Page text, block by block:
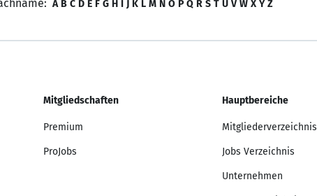
A B C D E F G H I J K L M N O P Q R S T U V W X Y Z
Mitgliedschaften
Premium
ProJobs
Hauptbereiche
Mitgliederverzeichnis
Jobs Verzeichnis
Unternehmen